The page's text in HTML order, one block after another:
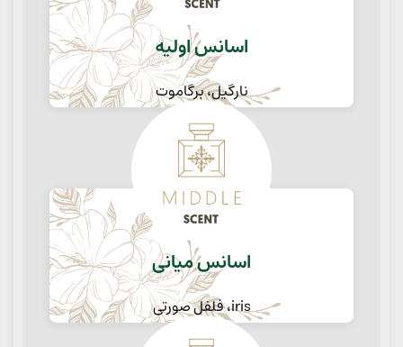
اسانس اولیه
نارگیل، برگاموت
اسانس میانی
iris، فلفل صورتی